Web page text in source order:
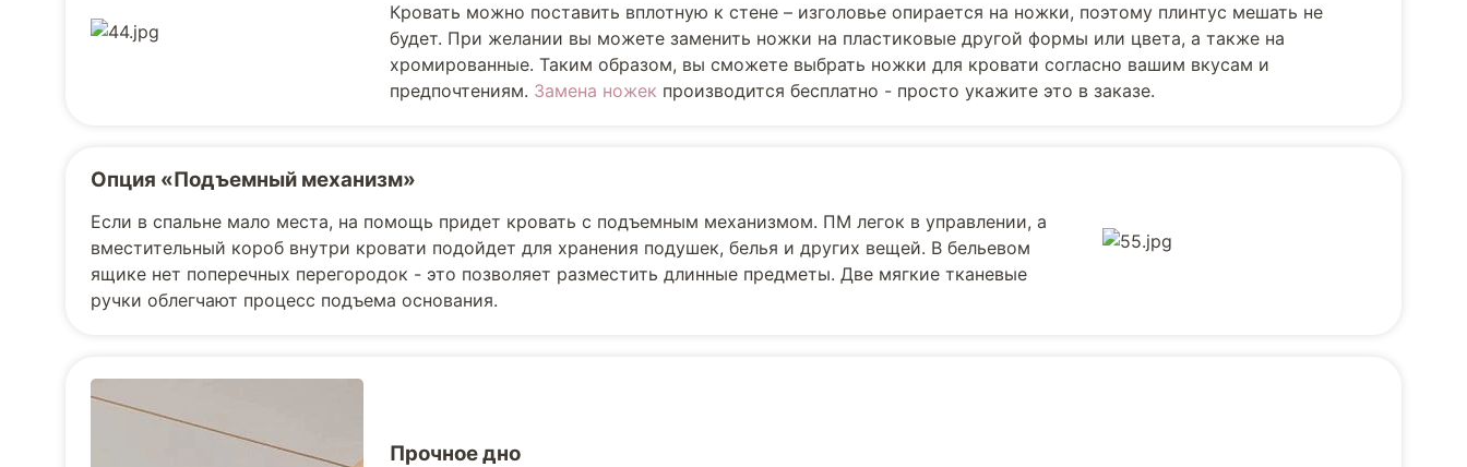
Кровать можно поставить вплотную к стене – изголовье опирается на ножки, поэтому плинтус мешать не
будет. При желании вы можете заменить ножки на пластиковые другой формы или цвета, а также на
хромированные. Таким образом, вы сможете выбрать ножки для кровати согласно вашим вкусам и
предпочтениям. Замена ножек производится бесплатно - просто укажите это в заказе.
Опция «Подъемный механизм»
Если в спальне мало места, на помощь придет кровать с подъемным механизмом. ПМ легок в управлении, а
вместительный короб внутри кровати подойдет для хранения подушек, белья и других вещей. В бельевом
ящике нет поперечных перегородок - это позволяет разместить длинные предметы. Две мягкие тканевые
ручки облегчают процесс подъема основания.
Прочное дно